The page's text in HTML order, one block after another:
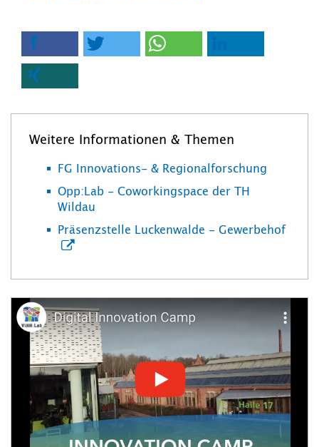
Weitere Informationen & Themen
FG Innovations- & Regionalforschung
Opp:Lab - Coworkingspace der TH
Wildau
Präsenzstelle Luckenwalde - Gewerbehof